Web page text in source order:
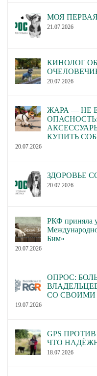
МОЯ
21.07.2026
КИНОЛОГ
20.07.2026
ЖАРА — НЕ
КУПИТЬ
20.07.2026
ЗДОРОВЬЕ
20.07.2026
РКФ приняла
Бим»
20.07.2026
ОПРОС:
СО
19.07.2026
GPS
ЧТО
18.07.2026